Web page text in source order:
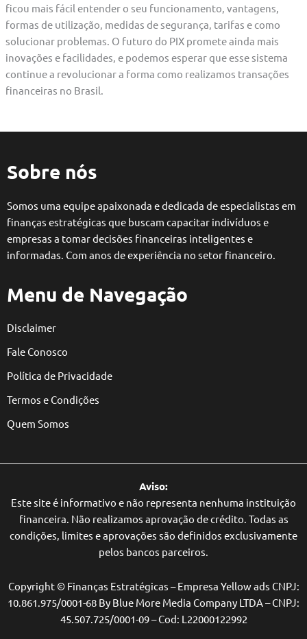
ficou mais fácil entender o seu funcionamento, vantagens,
formas de utilização, medidas de segurança, tarifas e como
solucionar problemas. O futuro do PIX promete ainda mais
inovações e facilidades, e podemos esperar que esse sistema
continue a revolucionar a forma como realizamos transações
financeiras no Brasil.
Sobre nós
Somos uma equipe apaixonada e dedicada de especialistas em
finanças estratégicas que buscam capacitar indivíduos e
empresas a tomar decisões financeiras inteligentes e
informadas. Com anos de experiência no setor financeiro.
Menu de Navegação
Disclaimer
Fale Conosco
Política de Privacidade
Termos e Condições
Quem Somos
Aviso:
Este site é informativo e não representa nenhuma instituição
financeira. Não realizamos aprovação de crédito. Todas as
condições, limites e aprovações são definidos exclusivamente
pelos bancos parceiros.
Copyright © Finanças Estratégicas – Empresa Yellow ads CNPJ:
10.861.975/0001-68 By Blue More Media Company LTDA – CNPJ:
45.507.725/0001-09 – Cod: L22000122992